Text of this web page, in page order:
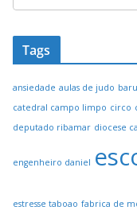
Tags
ansiedade aulas de judo
catedral campo limpo circo
deputado ribamar diocese
engenheiro daniel
estresse taboao fabrica de